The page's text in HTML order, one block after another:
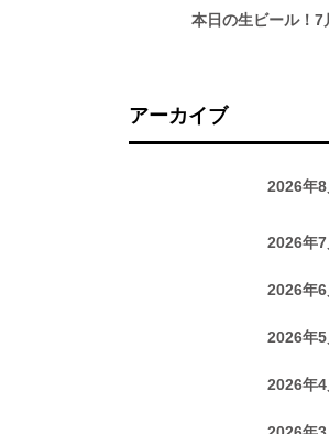
本日の生ビール！7
アーカイブ
2026年8
2026年7
2026年6
2026年5
2026年4